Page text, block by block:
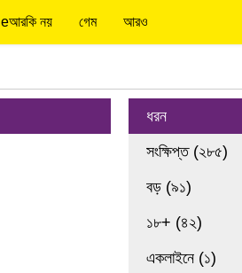
eআরকি নয় গেম আরও
ধরন
সংক্ষিপ্ত (২৮৫)
বড় (৯১)
১৮+ (৪২)
একলাইনে (১)